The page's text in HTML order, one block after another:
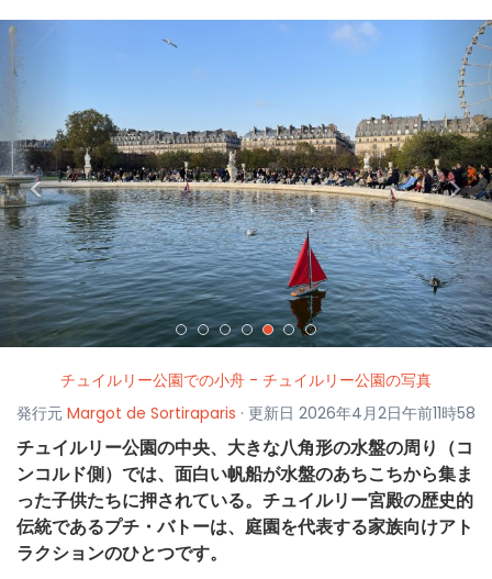
< >
チュイルリー公園での小舟 - チュイルリー公園の写真
発行元 Margot de Sortiraparis · 更新日 2026年4月2日午前11時58
チュイルリー公園の中央、大きな八角形の水盤の周り（コ
ンコルド側）では、面白い帆船が水盤のあちこちから集ま
った子供たちに押されている。チュイルリー宮殿の歴史的
伝統であるプチ・バトーは、庭園を代表する家族向けアト
ラクションのひとつです。